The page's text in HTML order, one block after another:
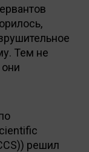
Тем не
решил